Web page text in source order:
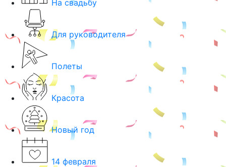
На свадьбу
Для руководителя
Полеты
Красота
Новый год
14 февраля